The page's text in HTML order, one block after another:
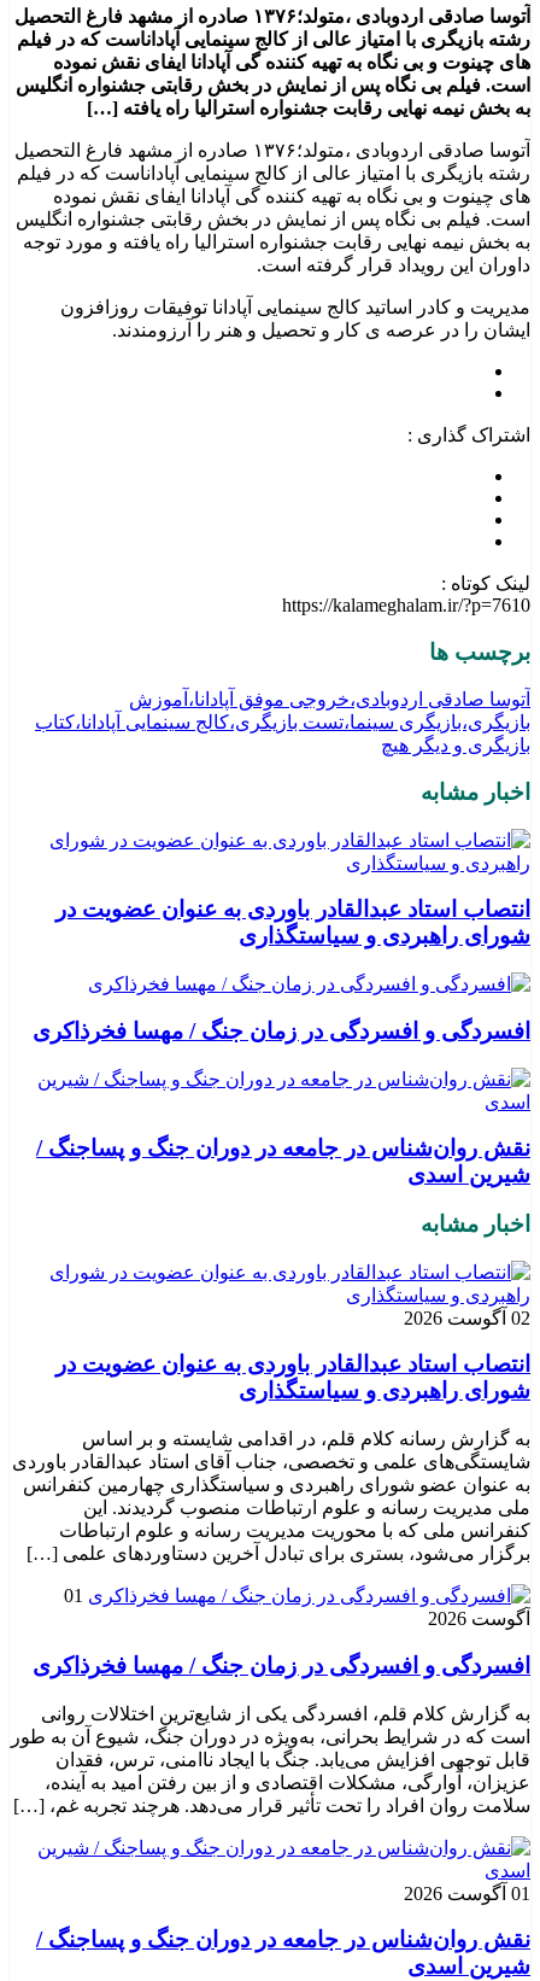
آتوسا صادقی اردوبادی ،متولد؛۱۳۷۶ صادره از مشهد فارغ التحصیل
رشته بازیگری با امتیاز عالی از کالج سینمایی آپاداناست که در فیلم
های چینوت و بی نگاه به تهیه کننده گی آپادانا ایفای نقش نموده
است. فیلم بی نگاه پس از نمایش در بخش رقابتی جشنواره انگلیس
به بخش نیمه نهایی رقابت جشنواره استرالیا راه یافته […]
آتوسا صادقی اردوبادی ،متولد؛۱۳۷۶ صادره از مشهد فارغ التحصیل
رشته بازیگری با امتیاز عالی از کالج سینمایی آپاداناست که در فیلم
های چینوت و بی نگاه به تهیه کننده گی آپادانا ایفای نقش نموده
است. فیلم بی نگاه پس از نمایش در بخش رقابتی جشنواره انگلیس
به بخش نیمه نهایی رقابت جشنواره استرالیا راه یافته و مورد توجه
داوران این رویداد قرار گرفته است.
مدیریت و کادر اساتید کالج سینمایی آپادانا توفیقات روزافزون
ایشان را در عرصه ی کار و تحصیل و هنر را آرزومندند.
اشتراک گذاری :
لینک کوتاه :
https://kalameghalam.ir/?p=7610
برچسب ها
آتوسا صادقی اردوبادی،خروجی موفق آپادانا،آموزش
بازیگری،بازیگری سینما،تست بازیگری،کالج سینمایی آپادانا،کتاب
بازیگری و دیگر هیچ
اخبار مشابه
انتصاب استاد عبدالقادر باوردی به عنوان عضویت در
شورای راهبردی و سیاستگذاری
افسردگی و افسردگی در زمان جنگ / مهسا فخرذاکری
نقش روان‌شناس در جامعه در دوران جنگ و پساجنگ /
شیرین اسدی
اخبار مشابه
02 آگوست 2026
انتصاب استاد عبدالقادر باوردی به عنوان عضویت در
شورای راهبردی و سیاستگذاری
به گزارش رسانه کلام قلم، در اقدامی شایسته و بر اساس
شایستگی‌های علمی و تخصصی، جناب آقای استاد عبدالقادر باوردی
به عنوان عضو شورای راهبردی و سیاستگذاری چهارمین کنفرانس
ملی مدیریت رسانه و علوم ارتباطات منصوب گردیدند. این
کنفرانس ملی که با محوریت مدیریت رسانه و علوم ارتباطات
برگزار می‌شود، بستری برای تبادل آخرین دستاوردهای علمی […]
01
آگوست 2026
افسردگی و افسردگی در زمان جنگ / مهسا فخرذاکری
به گزارش کلام قلم، افسردگی یکی از شایع‌ترین اختلالات روانی
است که در شرایط بحرانی، به‌ویژه در دوران جنگ، شیوع آن به طور
قابل توجهی افزایش می‌یابد. جنگ با ایجاد ناامنی، ترس، فقدان
عزیزان، آوارگی، مشکلات اقتصادی و از بین رفتن امید به آینده،
سلامت روان افراد را تحت تأثیر قرار می‌دهد. هرچند تجربه غم، […]
01 آگوست 2026
نقش روان‌شناس در جامعه در دوران جنگ و پساجنگ /
شیرین اسدی